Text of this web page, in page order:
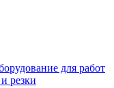
для работ
резки